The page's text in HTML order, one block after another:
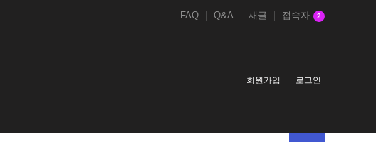
FAQ Q&A 새글 접속자 2
회원가입 로그인